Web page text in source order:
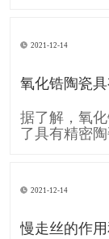
常见成型方
陶瓷使用较
2021-12-14
氧化锆陶瓷
据了解，氧
了具有精密
像是轴封轴
至可用于人
2021-12-14
慢走丝的作